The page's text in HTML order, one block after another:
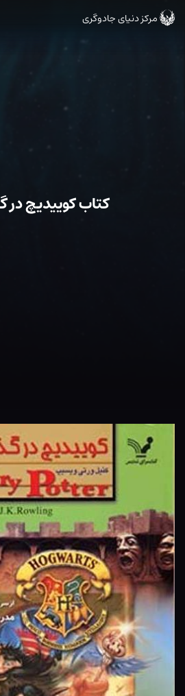
ورود
مرکز دنیای جادوگری
کتاب کوییدیچ در